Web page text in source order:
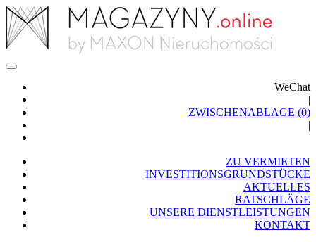
WeChat
|
ZWISCHENABLAGE (0)
|
ZU VERMIETEN
INVESTITIONSGRUNDSTÜCKE
AKTUELLES
RATSCHLÄGE
UNSERE DIENSTLEISTUNGEN
KONTAKT